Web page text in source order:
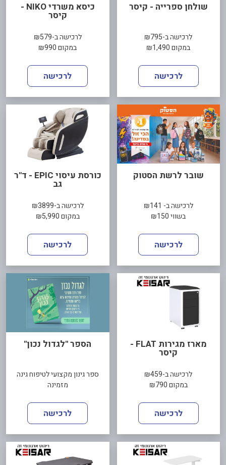
שולחן ספרייה - קיסר
לרכישה ב-₪795
במקום ₪1,490
לרכישה
כיסא משרדי NIKO -
קיסר
לרכישה ב-₪579
במקום ₪990
לרכישה
שובר לרשת הסטוק
לרכישה ב- ₪141
בשווי ₪150
לרכישה
כורסת עיסוי EPIC - ד"ר
גב
לרכישה ב-₪3899
במקום ₪5,990
לרכישה
מארז מגירות FLAT -
קיסר
לרכישה ב-₪459
במקום ₪790
לרכישה
הספר "לגדול נכון"
ספר גינון מקצועי לטיפוח גינה
מזמינה
לרכישה